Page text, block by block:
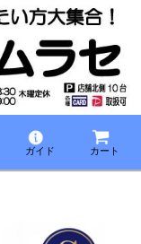
ガイド カート